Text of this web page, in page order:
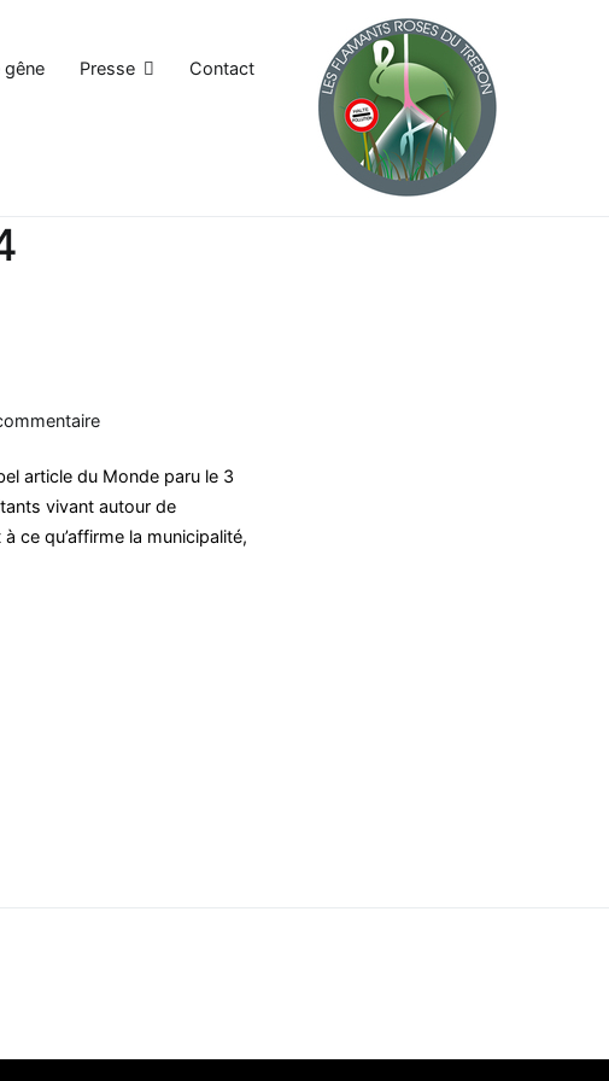
gêne Presse Contact
article du Monde paru le 3
vivant autour de
ce qu’affirme la municipalité,